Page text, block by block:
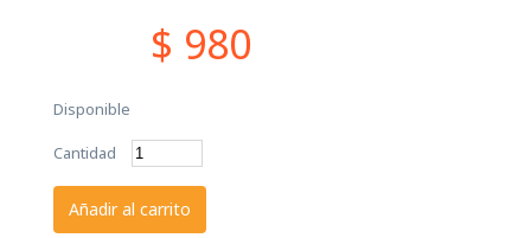
$ 980
Disponible
Cantidad
Añadir al carrito